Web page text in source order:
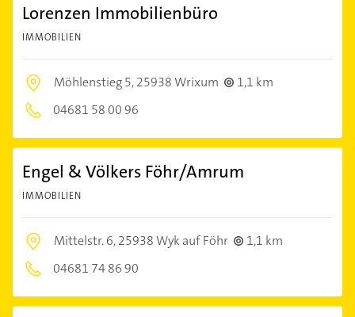
Lorenzen Immobilienbüro
IMMOBILIEN
Möhlenstieg 5,25938 Wrixum
1,1 km
04681 58 00 96
Engel & Völkers Föhr/Amrum
IMMOBILIEN
Mittelstr. 6,25938 Wyk auf Föhr
1,1 km
04681 74 86 90